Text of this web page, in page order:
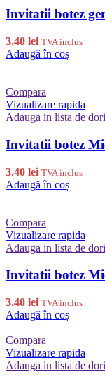
Invitatii botez
3.40 lei TVA inclus
Adaugă în coș
Compara
Vizualizare rapida
Adauga in lista de
Invitatii botez
3.40 lei TVA inclus
Adaugă în coș
Compara
Vizualizare rapida
Adauga in lista de
Invitatii botez
3.40 lei TVA inclus
Adaugă în coș
Compara
Vizualizare rapida
Adauga in lista de